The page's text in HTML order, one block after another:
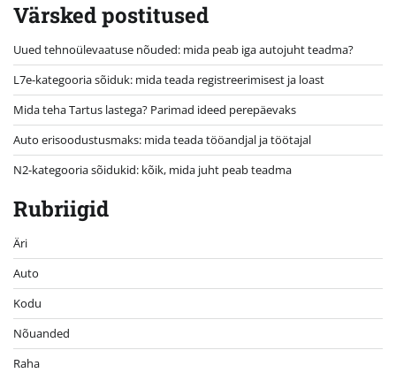
Värsked postitused
Uued tehnoülevaatuse nõuded: mida peab iga autojuht teadma?
L7e-kategooria sõiduk: mida teada registreerimisest ja loast
Mida teha Tartus lastega? Parimad ideed perepäevaks
Auto erisoodustusmaks: mida teada tööandjal ja töötajal
N2-kategooria sõidukid: kõik, mida juht peab teadma
Rubriigid
Äri
Auto
Kodu
Nõuanded
Raha